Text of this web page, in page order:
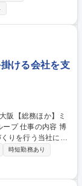
クオフィス業務全
◇オフィス環境の
関する諸手続き ◇
客対応など 募
フィス業務
ける会社を支
容 博
りを行う当社に
します！ 【総
ント管理◇ISO14
内インフラ・資産
◇労務問題対応、解
時短勤務あり